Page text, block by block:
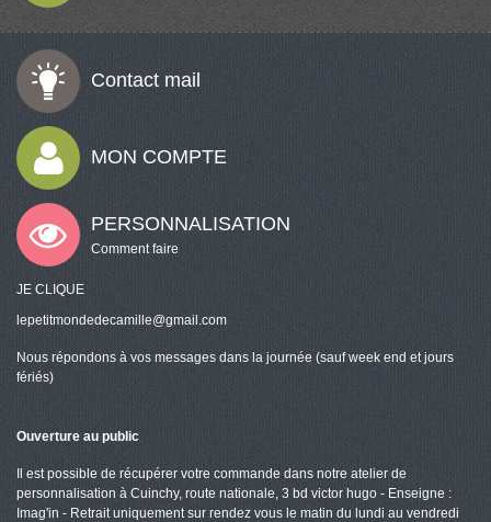
Contact mail
MON COMPTE
PERSONNALISATION
Comment faire
JE CLIQUE
lepetitmondedecamille@gmail.com
Nous répondons à vos messages dans la journée (sauf week end et jours
fériés)
Ouverture au public
Il est possible de récupérer votre commande dans notre atelier de
personnalisation à Cuinchy, route nationale, 3 bd victor hugo - Enseigne :
Imag'in - Retrait uniquement sur rendez vous le matin du lundi au vendredi